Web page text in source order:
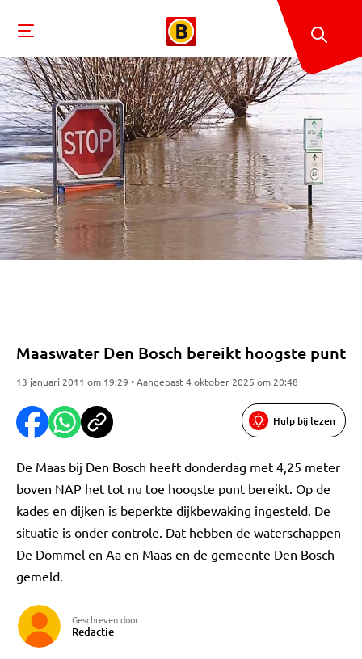
Maaswater Den Bosch bereikt hoogste punt
13 januari 2011 om 19:29 • Aangepast 4 oktober 2025 om 20:48
Hulp bij lezen
De Maas bij Den Bosch heeft donderdag met 4,25 meter
boven NAP het tot nu toe hoogste punt bereikt. Op de
kades en dijken is beperkte dijkbewaking ingesteld. De
situatie is onder controle. Dat hebben de waterschappen
De Dommel en Aa en Maas en de gemeente Den Bosch
gemeld.
Geschreven door
Redactie